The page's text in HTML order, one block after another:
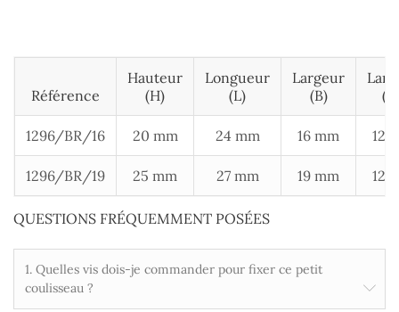
Référence
Hauteur
(H)
Longueur
(L)
Largeur
(B)
1296/BR/16 20 mm 24 mm 16 mm 12
1296/BR/19 25 mm 27 mm 19 mm 12
QUESTIONS FRÉQUEMMENT POSÉES
1. Quelles vis dois-je commander pour fixer ce petit
coulisseau ?